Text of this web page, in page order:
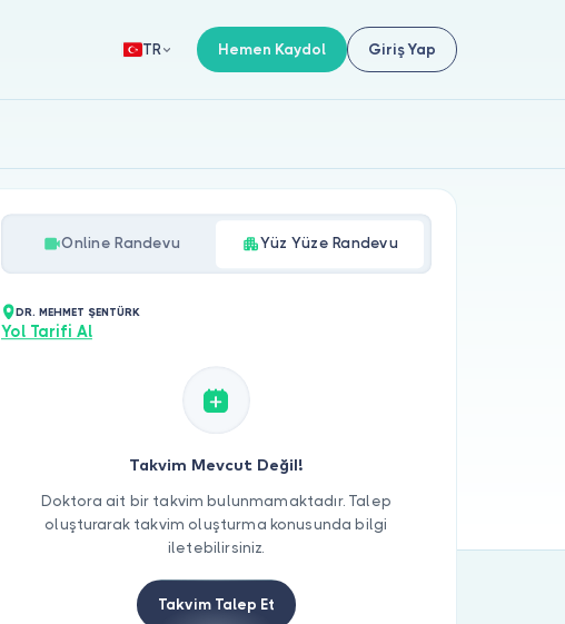
TR Hemen Kaydol Giriş Yap
Online Randevu Yüz Yüze Randevu
DR. MEHMET ŞENTÜRK
Yol Tarifi Al
Takvim Mevcut Değil!
Doktora ait bir takvim bulunmamaktadır. Talep
oluşturarak takvim oluşturma konusunda bilgi
iletebilirsiniz.
Takvim Talep Et